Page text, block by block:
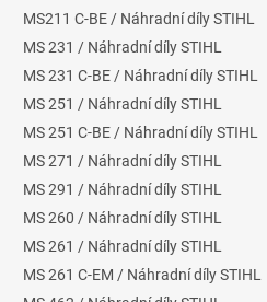
MS211 C-BE / Náhradní díly STIHL
MS 231 / Náhradní díly STIHL
MS 231 C-BE / Náhradní díly STIHL
MS 251 / Náhradní díly STIHL
MS 251 C-BE / Náhradní díly STIHL
MS 271 / Náhradní díly STIHL
MS 291 / Náhradní díly STIHL
MS 260 / Náhradní díly STIHL
MS 261 / Náhradní díly STIHL
MS 261 C-EM / Náhradní díly STIHL